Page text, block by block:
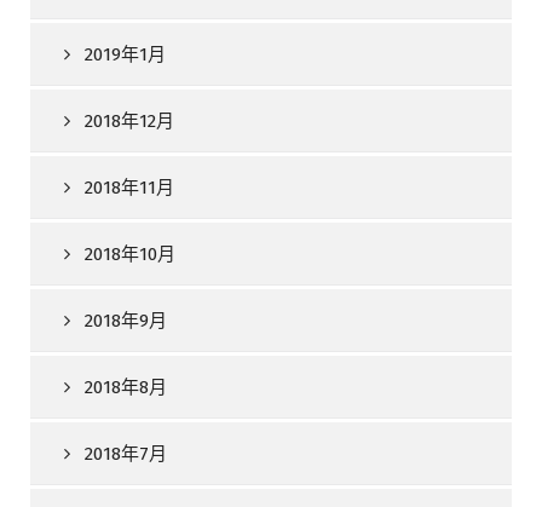
2019年1月
2018年12月
2018年11月
2018年10月
2018年9月
2018年8月
2018年7月